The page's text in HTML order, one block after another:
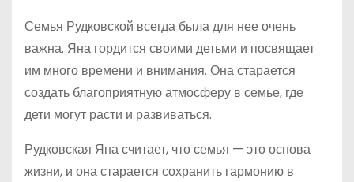
Семья Рудковской всегда была для нее очень
важна. Яна гордится своими детьми и посвящает
им много времени и внимания. Она старается
создать благоприятную атмосферу в семье, где
дети могут расти и развиваться.
Рудковская Яна считает, что семья — это основа
жизни, и она старается сохранить гармонию в